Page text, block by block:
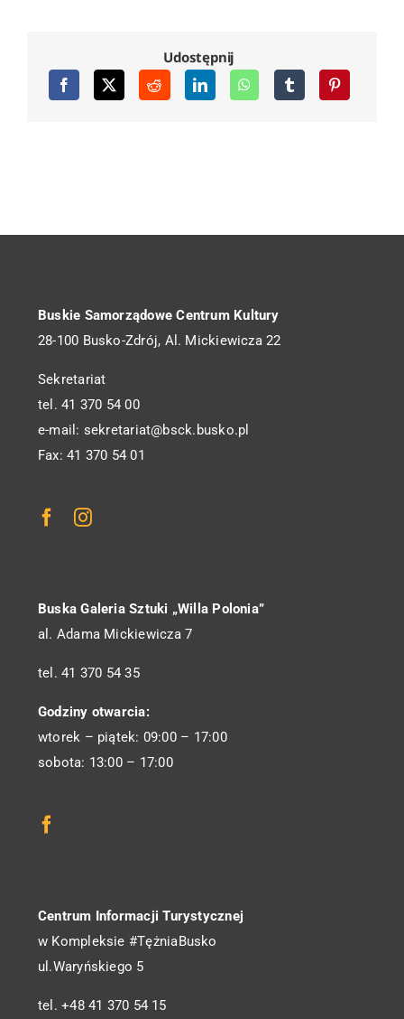
Udostępnij
Buskie Samorządowe Centrum Kultury
28-100 Busko-Zdrój, Al. Mickiewicza 22
Sekretariat
tel. 41 370 54 00
e-mail: sekretariat@bsck.busko.pl
Fax: 41 370 54 01
Buska Galeria Sztuki „Willa Polonia”
al. Adama Mickiewicza 7
tel. 41 370 54 35
Godziny otwarcia:
wtorek – piątek: 09:00 – 17:00
sobota: 13:00 – 17:00
Centrum Informacji Turystycznej
w Kompleksie #TężniaBusko
ul.Waryńskiego 5
tel. +48 41 370 54 15